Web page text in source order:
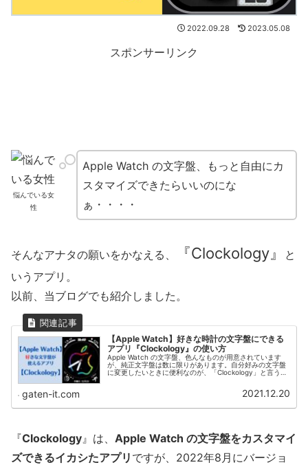
2022.09.28 2023.05.08
スポンサーリンク
悩んでいる女
性
Apple Watch の文字盤、もっと自由にカ
スタマイズできたらいいのにな
ぁ・・・・
そんなアナタの願いをかなえる、 『Clockology』
と
いうアプリ。
以前、当ブログでも紹介しました。
【Apple Watch】好きな時計の文字盤にできる
アプリ『Clockology』の使い方
Apple Watch の文字盤、色んなものが用意されています
が、純正文字盤は数に限りがあります。自分好みの文字盤
に変更したいときに便利なのが、「Clockology」と言うア
gaten-it.com 2021.12.20
『Clockology 』は、 Apple Watch の文字盤をカスタマイ
ズできるイカシたアプリ ですが、2022年8月にバージョ